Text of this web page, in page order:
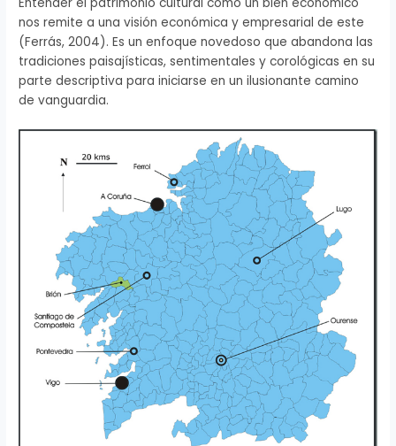
nos remite a una visión económica y empresarial de este
(Ferrás, 2004). Es un enfoque novedoso que abandona las
tradiciones paisajísticas, sentimentales y corológicas en su
parte descriptiva para iniciarse en un ilusionante camino
de vanguardia.